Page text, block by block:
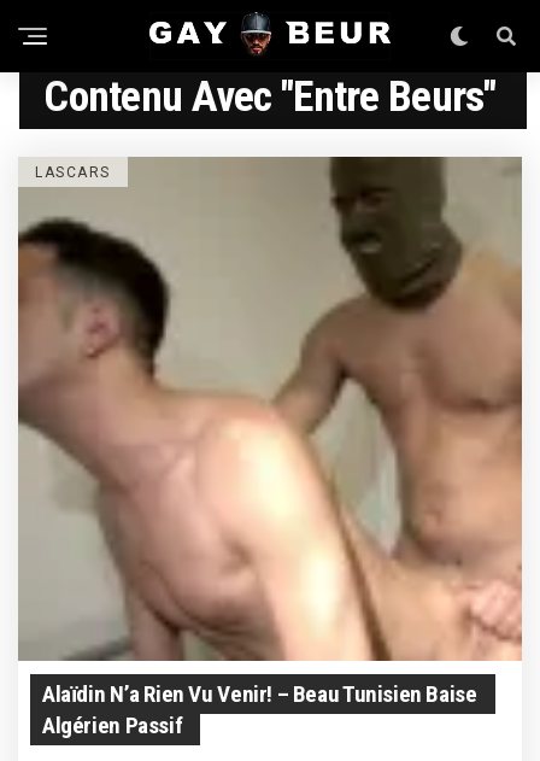
Contenu Avec "entre Beurs"
LASCARS
Alaïdin N’a Rien Vu Venir! – Beau Tunisien Baise
Algérien Passif